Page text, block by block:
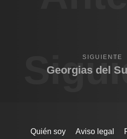
SIGUIENTE
Georgias del
Quién soy Aviso legal